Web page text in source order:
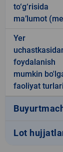
to‘g‘risida
ma’lumot
Yer
foydalanish
mumkin
faoliyat turlari
Lot